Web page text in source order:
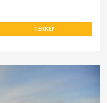
TERKÉP